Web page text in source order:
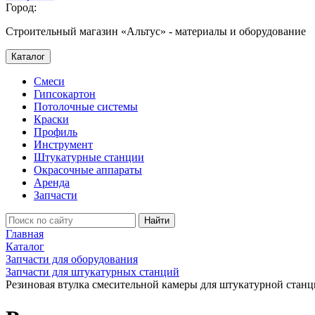
Город:
Строительный магазин «Альтус» - материалы и оборудование
Каталог
Смеси
Гипсокартон
Потолочные системы
Краски
Профиль
Инструмент
Штукатурные станции
Окрасочные аппараты
Аренда
Запчасти
Найти
Главная
Каталог
Запчасти для оборудования
Запчасти для штукатурных станций
Резиновая втулка смесительной камеры для штукатурной